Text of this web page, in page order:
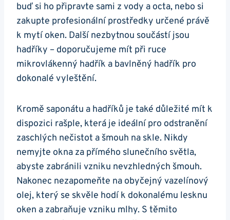
buď si ho připravte sami z vody a octa, nebo si
zakupte profesionální prostředky určené právě
k mytí oken. Další nezbytnou součástí jsou
hadříky – doporučujeme mít při ruce
mikrovlákenný hadřík a bavlněný hadřík pro
dokonalé vyleštění.
Kromě saponátu a hadříků je také důležité mít k
dispozici rašple, která je ideální pro odstranění
zaschlých nečistot a šmouh na skle. Nikdy
nemyjte okna za přímého slunečního světla,
abyste zabránili vzniku nevzhledných šmouh.
Nakonec nezapomeňte na obyčejný vazelínový
olej, který se skvěle hodí k dokonalému lesknu
oken a zabraňuje vzniku mlhy. S těmito